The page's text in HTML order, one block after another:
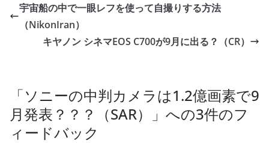
宇宙船の中で一眼レフを使って自撮りする方法
（NikonIran）
キヤノン シネマEOS C700が9月に出る？（CR）
「ソニーの中判カメラは1.2億画素で9
月発表？？？（SAR）
」への3件のフ
ィードバック